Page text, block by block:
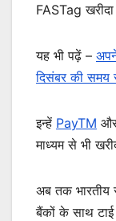
FASTag
यह भी पढ़ें –
दिसंबर की समय
इन्हें PayTM
माध्यम से भी
अब तक भारतीय
बैंकों के साथ टाई